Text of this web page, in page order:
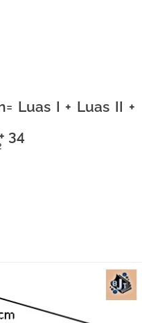
Luas I + Luas II +